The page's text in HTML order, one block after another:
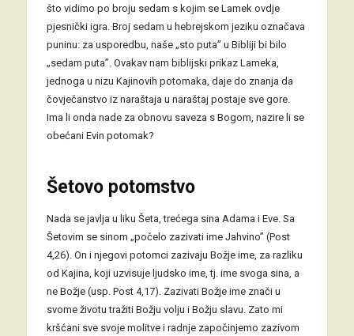
što vidimo po broju sedam s kojim se Lamek ovdje
pjesnički igra. Broj sedam u hebrejskom jeziku označava
puninu: za usporedbu, naše „sto puta” u Bibliji bi bilo
„sedam puta”. Ovakav nam biblijski prikaz Lameka,
jednoga u nizu Kajinovih potomaka, daje do znanja da
čovječanstvo iz naraštaja u naraštaj postaje sve gore.
Ima li onda nade za obnovu saveza s Bogom, nazire li se
obećani Evin potomak?
Šetovo potomstvo
Nada se javlja u liku Šeta, trećega sina Adama i Eve. Sa
Šetovim se sinom „počelo zazivati ime Jahvino” (Post
4,26). On i njegovi potomci zazivaju Božje ime, za razliku
od Kajina, koji uzvisuje ljudsko ime, tj. ime svoga sina, a
ne Božje (usp. Post 4,17). Zazivati Božje ime znači u
svome životu tražiti Božju volju i Božju slavu. Zato mi
kršćani sve svoje molitve i radnje započinjemo zazivom